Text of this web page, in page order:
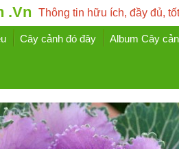
.Vn Thông tin hữu ích, đầy đủ,
Cây cảnh đó đây Album Cây